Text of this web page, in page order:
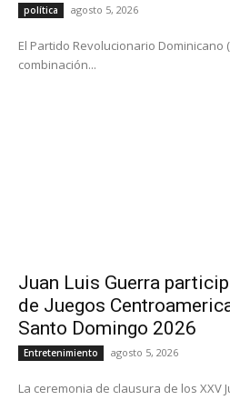
política agosto 5, 2026
El Partido Revolucionario Dominicano
combinación...
Juan Luis Guerra
de Juegos
Santo Domingo 2026
Entretenimiento agosto 5, 2026
La ceremonia de clausura de los XXV